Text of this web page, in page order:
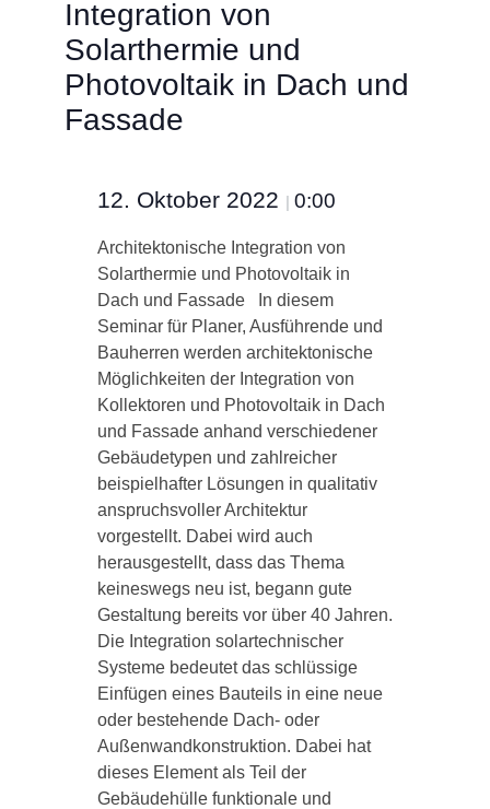
Integration von
Solarthermie und
Photovoltaik in Dach und
Fassade
12. Oktober 2022 | 0:00
Architektonische Integration von
Solarthermie und Photovoltaik in
Dach und Fassade In diesem
Seminar für Planer, Ausführende und
Bauherren werden architektonische
Möglichkeiten der Integration von
Kollektoren und Photovoltaik in Dach
und Fassade anhand verschiedener
Gebäudetypen und zahlreicher
beispielhafter Lösungen in qualitativ
anspruchsvoller Architektur
vorgestellt. Dabei wird auch
herausgestellt, dass das Thema
keineswegs neu ist, begann gute
Gestaltung bereits vor über 40 Jahren.
Die Integration solartechnischer
Systeme bedeutet das schlüssige
Einfügen eines Bauteils in eine neue
oder bestehende Dach- oder
Außenwandkonstruktion. Dabei hat
dieses Element als Teil der
Gebäudehülle funktionale und